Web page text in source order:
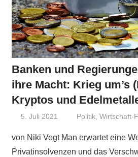
Banken und
ihre Macht: Krieg um’s
Kryptos und
5. Juli 2021 Niki Vogt
Politik,Wirtschaft-
von Niki Vogt Man erwartet eine
Privatinsolvenzen und das